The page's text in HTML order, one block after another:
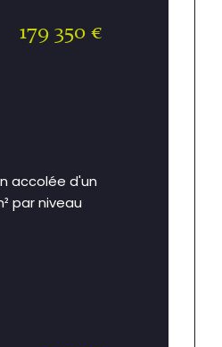
179 350 €
accolée d'un
par niveau